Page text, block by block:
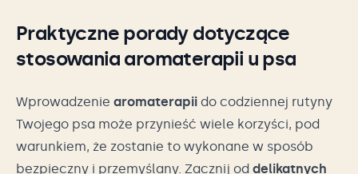
Praktyczne porady dotyczące
stosowania aromaterapii u psa
Wprowadzenie aromaterapii do codziennej rutyny
Twojego psa może przynieść wiele korzyści, pod
warunkiem, że zostanie to wykonane w sposób
bezpieczny i przemyślany. Zacznij od delikatnych